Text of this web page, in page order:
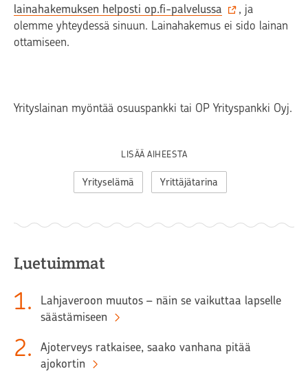
lainahakemuksen helposti op.fi-palvelussa
, ja
olemme yhteydessä sinuun. Lainahakemus ei sido lainan
ottamiseen.
Yrityslainan myöntää osuuspankki tai OP Yrityspankki Oyj.
LISÄÄ AIHEESTA
Yrityselämä Yrittäjätarina
Luetuimmat
1.
Lahjaveroon muutos – näin se vaikuttaa lapselle
säästämiseen
2.
Ajoterveys ratkaisee, saako vanhana pitää
ajokortin